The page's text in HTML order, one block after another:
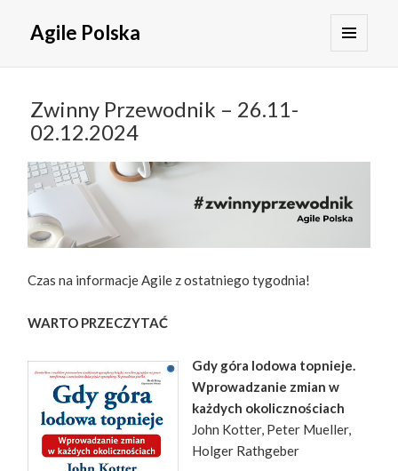
Agile Polska
Zwinny Przewodnik – 26.11-
02.12.2024
Czas na informacje Agile z ostatniego tygodnia!
WARTO PRZECZYTAĆ
Gdy góra lodowa topnieje.
Wprowadzanie zmian w
każdych okolicznościach
John Kotter, Peter Mueller,
Holger Rathgeber